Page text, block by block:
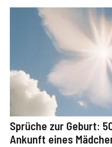
Sprüche zur Geburt:
Ankunft eines